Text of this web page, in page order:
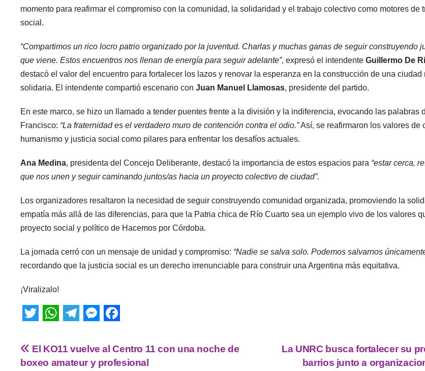
momento para reafirmar el compromiso con la comunidad, la solidaridad y el trabajo colectivo como motores de
social.
“Compartimos un rico locro patrio organizado por la juventud. Charlas y muchas ganas de seguir construyendo
que viene. Estos encuentros nos llenan de energía para seguir adelante”, expresó el intendente Guillermo De
destacó el valor del encuentro para fortalecer los lazos y renovar la esperanza en la construcción de una ciudad
solidaria. El intendente compartió escenario con Juan Manuel Llamosas, presidente del partido.
En este marco, se hizo un llamado a tender puentes frente a la división y la indiferencia, evocando las palabras
Francisco: “La fraternidad es el verdadero muro de contención contra el odio.”Así, se reafirmaron los valores de
humanismo y justicia social como pilares para enfrentar los desafíos actuales.
Ana Medina, presidenta del Concejo Deliberante, destacó la importancia de estos espacios para “estar cerca,
que nos unen y seguir caminando juntos/as hacia un proyecto colectivo de ciudad”.
Los organizadores resaltaron la necesidad de seguir construyendo comunidad organizada, promoviendo la
empatía más allá de las diferencias, para que la Patria chica de Río Cuarto sea un ejemplo vivo de los valores
proyecto social y político de Hacemos por Córdoba.
La jornada cerró con un mensaje de unidad y compromiso: “Nadie se salva solo. Podemos salvarnos
recordando que la justicia social es un derecho irrenunciable para construir una Argentina más equitativa.
¡Viralizalo!
w
i
h
a
e
l
e
s
a
c
La UNRC busca fortalecer su
barrios junto a
El KO11 vuelve al Centro 11 con una noche de
boxeo amateur y profesional